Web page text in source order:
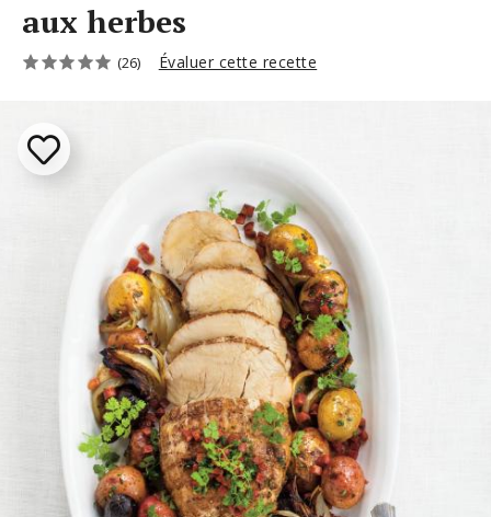
aux herbes
(26) Évaluer cette recette